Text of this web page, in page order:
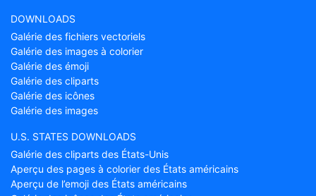
DOWNLOADS
Galérie des fichiers vectoriels
Galérie des images à colorier
Galérie des émoji
Galérie des cliparts
Galérie des icônes
Galérie des images
U.S. STATES DOWNLOADS
Galérie des cliparts des États-Unis
Aperçu des pages à colorier des États américains
Aperçu de l’emoji des États américains